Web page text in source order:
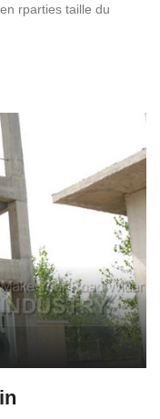
rparties taille du